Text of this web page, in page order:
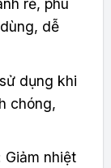
rẻ, phù
dễ
dụng khi
chóng,
nhiệt